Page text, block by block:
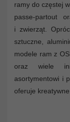
ramy do częstej
passe-partout
i zwierząt.
sztuczne,
modele ram z
oraz wiele
asortymentowi i
oferuje